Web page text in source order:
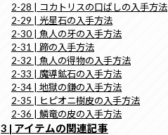
2-28 | コカトリスの口ばしの入手方法
2-29 | 光星石の入手方法
2-30 | 魚人の牙の入手方法
2-31 | 蹄の入手方法
2-32 | 魚人の得物の入手方法
2-33 | 魔導鉱石の入手方法
2-34 | 地獄の鎌の入手方法
2-35 | ヒピオニ樹皮の入手方法
2-36 | 鱗竜の皮の入手方法
3 | アイテムの関連記事